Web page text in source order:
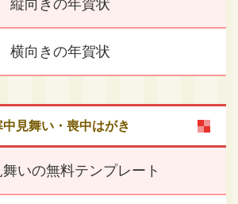
縦向きの年賀状
横向きの年賀状
中見舞い・喪中はがき
いの無料テンプレート